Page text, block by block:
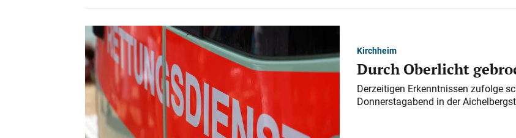
Kirchheim
Durch Oberlicht
Derzeitigen Erkenntnissen zufolge
Donnerstagabend in der